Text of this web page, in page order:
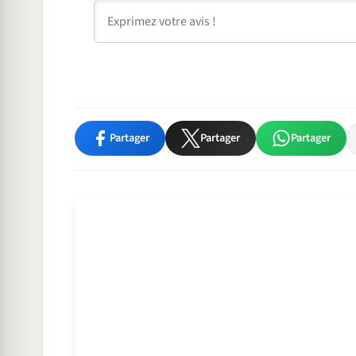
Partager Partager Partager